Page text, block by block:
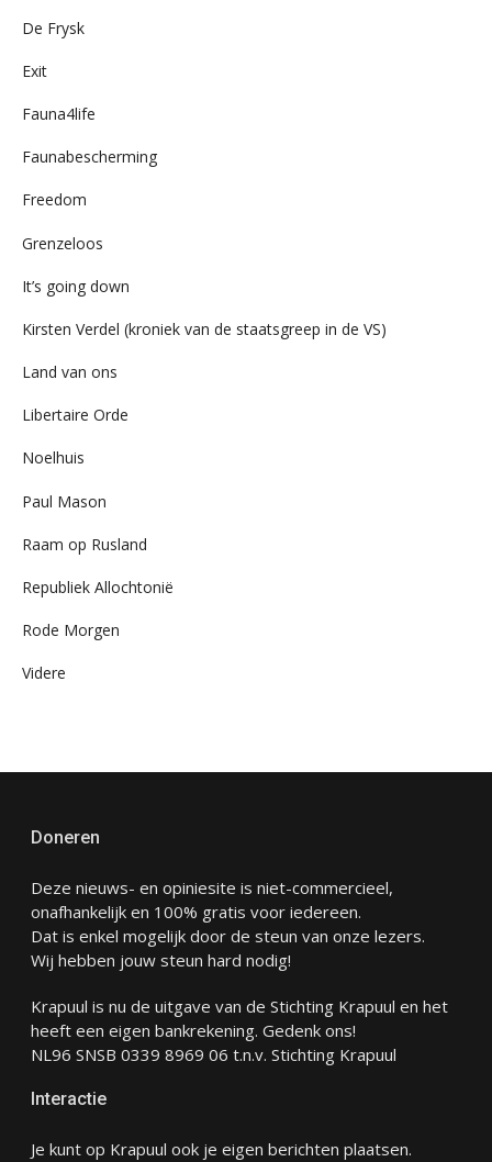
De Frysk
Exit
Fauna4life
Faunabescherming
Freedom
Grenzeloos
It’s going down
Kirsten Verdel (kroniek van de staatsgreep in de VS)
Land van ons
Libertaire Orde
Noelhuis
Paul Mason
Raam op Rusland
Republiek Allochtonië
Rode Morgen
Videre
Doneren
Deze nieuws- en opiniesite is niet-commercieel,
onafhankelijk en 100% gratis voor iedereen.
Dat is enkel mogelijk door de steun van onze lezers.
Wij hebben jouw steun hard nodig!
Krapuul is nu de uitgave van de Stichting Krapuul en het
heeft een eigen bankrekening. Gedenk ons!
NL96 SNSB 0339 8969 06 t.n.v. Stichting Krapuul
Interactie
Je kunt op Krapuul ook je eigen berichten plaatsen.